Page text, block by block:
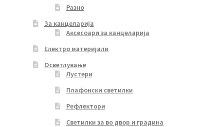
Разно
За канцеларија
Аксесоари за канцеларија
Електро материјали
Осветлување
Лустери
Плафонски светилки
Рефлектори
Светилки за во двор и градина